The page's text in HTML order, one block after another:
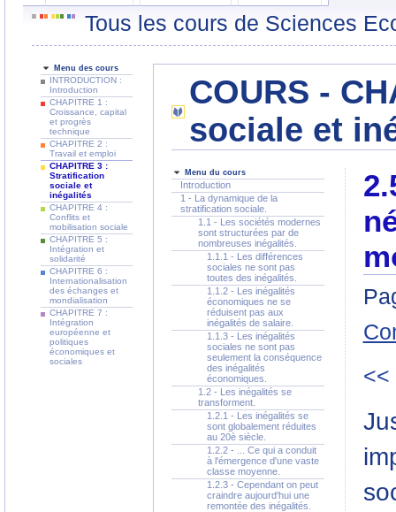
Tous les cours de Sciences
Menu des cours
INTRODUCTION :
Introduction
CHAPITRE 1 :
Croissance, capital
et progrès
technique
CHAPITRE 2 :
Travail et emploi
CHAPITRE 3 :
Stratification
sociale et
inégalités
CHAPITRE 4 :
Conflits et
mobilisation sociale
CHAPITRE 5 :
Intégration et
solidarité
CHAPITRE 6 :
Internationalisation
des échanges et
mondialisation
CHAPITRE 7 :
Intégration
européenne et
politiques
économiques et
sociales
COURS -
sociale et
Menu du cours
Introduction
1 - La dynamique de la
stratification sociale.
1.1 - Les sociétés modernes
sont structurées par de
nombreuses inégalités.
1.1.1 - Les différences
sociales ne sont pas
toutes des inégalités.
1.1.2 - Les inégalités
économiques ne se
réduisent pas aux
inégalités de salaire.
1.1.3 - Les inégalités
sociales ne sont pas
seulement la conséquence
des inégalités
économiques.
1.2 - Les inégalités se
transforment.
1.2.1 - Les inégalités se
sont globalement réduites
au 20è siècle.
1.2.2 - ... Ce qui a conduit
à l'émergence d'une vaste
classe moyenne.
1.2.3 - Cependant on peut
craindre aujourd'hui une
remontée des inégalités.
<<